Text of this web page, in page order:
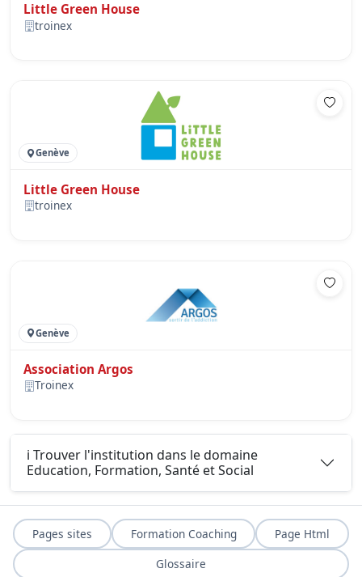
Little Green House
troinex
Genève
Little Green House
troinex
Genève
Association Argos
Troinex
ℹ️ Trouver l'institution dans le domaine
Education, Formation, Santé et Social
Pages sites Formation Coaching
Page Html
Glossaire